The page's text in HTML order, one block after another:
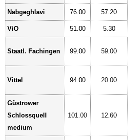
Nabgeghlavi 76.00 57.20
ViO 51.00 5.30
Staatl. Fachingen 99.00 59.00
Vittel 94.00 20.00
Güstrower
Schlossquell
medium
101.00 12.60